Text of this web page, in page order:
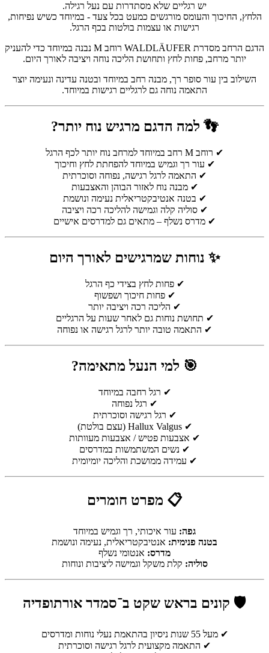
יש רגליים שלא מסתדרות עם נעל רגילה.
הלחץ, החיכוך והעומס מורגשים כמעט בכל צעד - במיוחד כשיש נפיחות,
רגישות או עצמות בולטות בכף הרגל.
הדגם הרחב מסדרת WALDLÄUFER רוחב M נבנה במיוחד כדי להעניק
יותר מרחב, פחות לחץ ותחושת הליכה נוחה ויציבה לאורך היום.
השילוב בין עור סופר רך, מבנה רחב במיוחד ובטנה עדינה ונעימה יוצר
התאמה נוחה גם לרגליים רגישות במיוחד.
👣 למה הדגם מרגיש נוח יותר?
✔ רוחב M רחב במיוחד למרחב נוח יותר לכף הרגל
✔ עור רך וגמיש במיוחד להפחתת לחץ וחיכוך
✔ התאמה לרגל רגישה, נפוחה וסוכרתית
✔ מבנה נוח לאזור הבוהן והאצבעות
✔ בטנה אנטיבקטריאלית נעימה ונושמת
✔ סוליה קלה וגמישה להליכה רכה ויציבה
✔ מדרס נשלף – מתאים גם למדרסים אישיים
✨ נוחות שמרגישים לאורך היום
✔ פחות לחץ בצידי כף הרגל
✔ פחות חיכוך ושפשוף
✔ הליכה רכה ויציבה יותר
✔ תחושת נוחות גם לאחר שעות על הרגליים
✔ התאמה טובה יותר לרגל רגישה או נפוחה
🎯 למי הנעל מתאימה?
✔ רגל רחבה במיוחד
✔ רגל נפוחה
✔ רגל רגישה וסוכרתית
✔ Hallux Valgus (עצם בולטת)
✔ אצבעות פטיש / אצבעות מעוותות
✔ נשים המשתמשות במדרסים
✔ עמידה ממושכת והליכה יומיומית
📋 מפרט חומרים
גפה: עור איכותי, רך וגמיש במיוחד
בטנה פנימית: אנטיבקטריאלית, נעימה ונושמת
מדרס: אנטומי נשלף
סוליה: קלת משקל וגמישה ליציבות ונוחות
🛡 קונים בראש שקט ב־סמדר אורתופדיה
✔ מעל 55 שנות ניסיון בהתאמת נעלי נוחות ומדרסים
✔ התאמה מקצועית לרגל רגישה וסוכרתית